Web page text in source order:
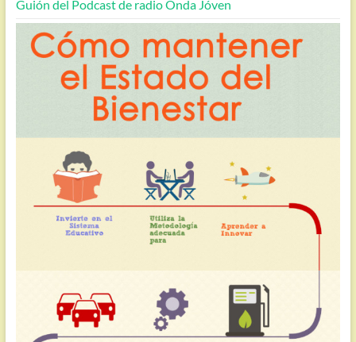
Guión del Podcast de radio Onda Jóven